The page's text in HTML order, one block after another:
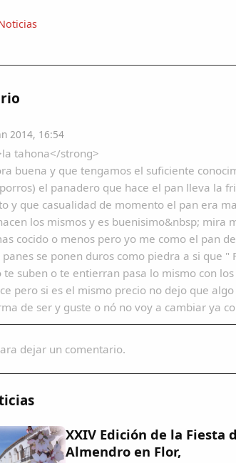
2014, 16:54
tahona</strong>
buena y que tengamos el suficiente
el panadero que hace el pan lleva la
y que casualidad de momento el pan era
los mismos y es buenisimo&nbsp; mira
cocido o menos pero yo me como el pan
panes se ponen duros como piedra a si que
te suben o te entierran pasa lo mismo con
pero si es el mismo precio no dejo que
de ser y guste o nó no voy a cambiar ya
dejar un comentario.
XXIV Edición de la Fiesta
Almendro en Flor,